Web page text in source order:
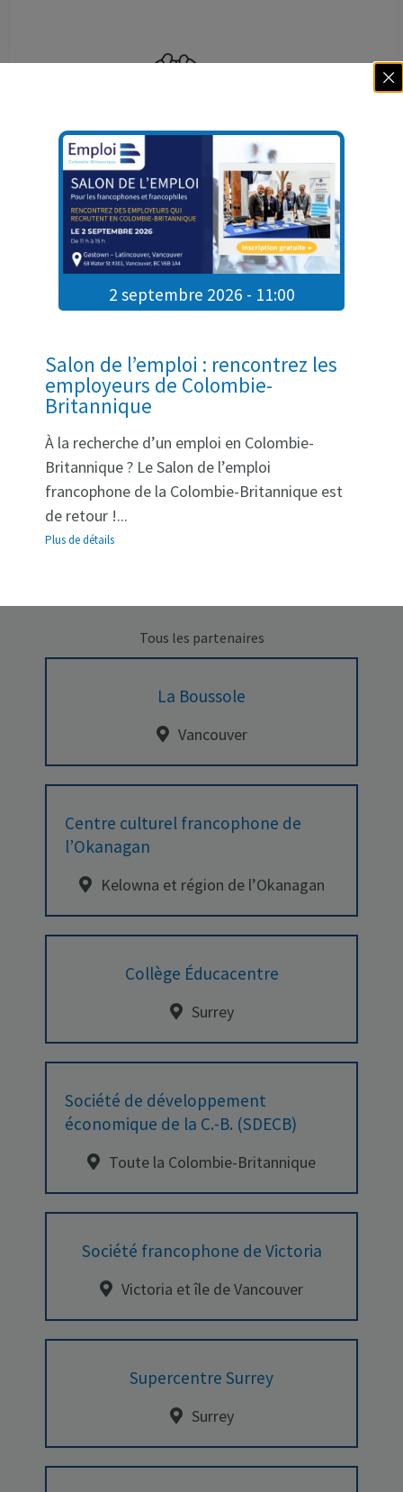
212-312 Main St, Vancouver, BC V6A 2T2
1-866-329-9099
https://lbv.ca/
Horaires :
Du lundi au vendredi, de 9h à 17h. Fermé le
week-end.
Tous les partenaires
La Boussole
Vancouver
Centre culturel francophone de
l’Okanagan
Kelowna et région de l’Okanagan
Collège Éducacentre
Surrey
Société de développement
économique de la C.-B. (SDECB)
Toute la Colombie-Britannique
Société francophone de Victoria
Victoria et île de Vancouver
Supercentre Surrey
Surrey
2 septembre 2026 - 11:00
Salon de l’emploi : rencontrez les
employeurs de Colombie-
Britannique
À la recherche d’un emploi en Colombie-
Britannique ? Le Salon de l’emploi
francophone de la Colombie-Britannique est
de retour !...
Plus de détails